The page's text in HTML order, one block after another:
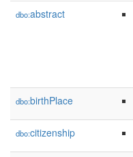
dbo:abstract
dbo:birthPlace
dbo:citizenship